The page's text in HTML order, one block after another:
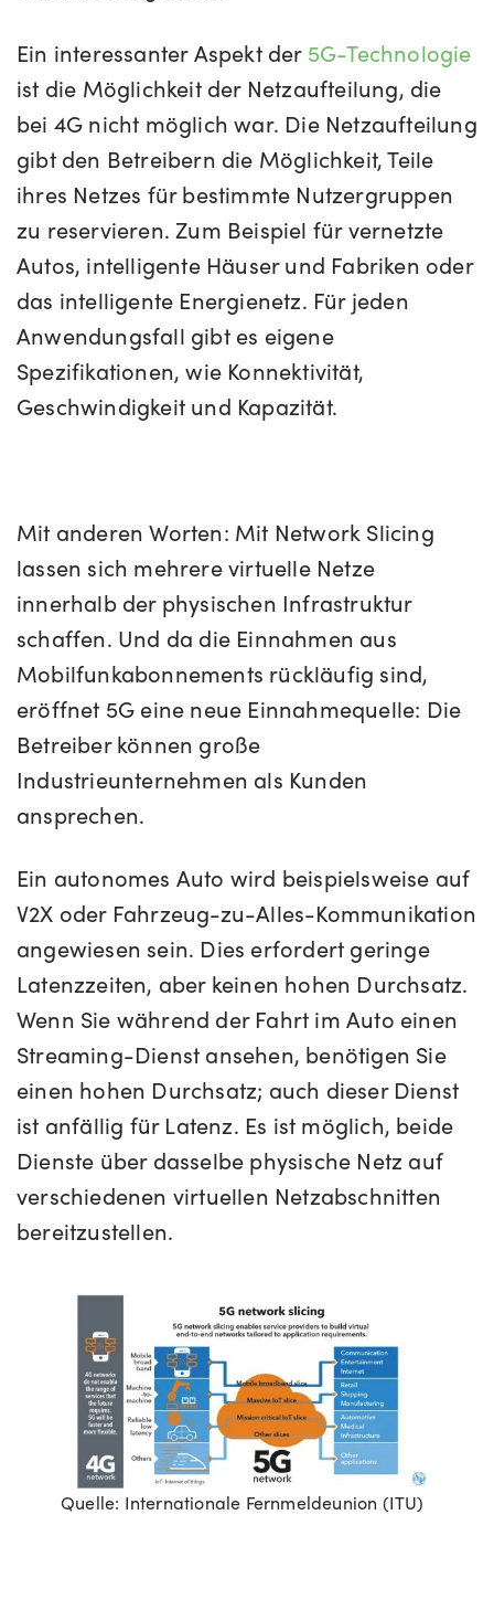
Ein interessanter Aspekt der 5G-Technologie
ist die Möglichkeit der Netzaufteilung, die
bei 4G nicht möglich war. Die Netzaufteilung
gibt den Betreibern die Möglichkeit, Teile
ihres Netzes für bestimmte Nutzergruppen
zu reservieren. Zum Beispiel für vernetzte
Autos, intelligente Häuser und Fabriken oder
das intelligente Energienetz. Für jeden
Anwendungsfall gibt es eigene
Spezifikationen, wie Konnektivität,
Geschwindigkeit und Kapazität.
Mit anderen Worten: Mit Network Slicing
lassen sich mehrere virtuelle Netze
innerhalb der physischen Infrastruktur
schaffen. Und da die Einnahmen aus
Mobilfunkabonnements rückläufig sind,
eröffnet 5G eine neue Einnahmequelle: Die
Betreiber können große
Industrieunternehmen als Kunden
ansprechen.
Ein autonomes Auto wird beispielsweise auf
V2X oder Fahrzeug-zu-Alles-Kommunikation
angewiesen sein. Dies erfordert geringe
Latenzzeiten, aber keinen hohen Durchsatz.
Wenn Sie während der Fahrt im Auto einen
Streaming-Dienst ansehen, benötigen Sie
einen hohen Durchsatz; auch dieser Dienst
ist anfällig für Latenz. Es ist möglich, beide
Dienste über dasselbe physische Netz auf
verschiedenen virtuellen Netzabschnitten
bereitzustellen.
Quelle: Internationale Fernmeldeunion (ITU)